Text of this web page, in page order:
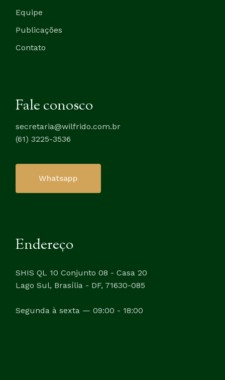
Equipe
Publicações
Contato
Fale conosco
secretaria@wilfrido.com.br
(61) 3225-3536
Whatsapp
Endereço
SHIS QL 10 Conjunto 08 - Casa 20
Lago Sul, Brasília - DF, 71630-085
Segunda à sexta — 09:00 - 18:00